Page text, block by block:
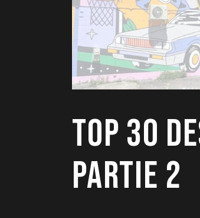
TOP 30
PARTIE 2